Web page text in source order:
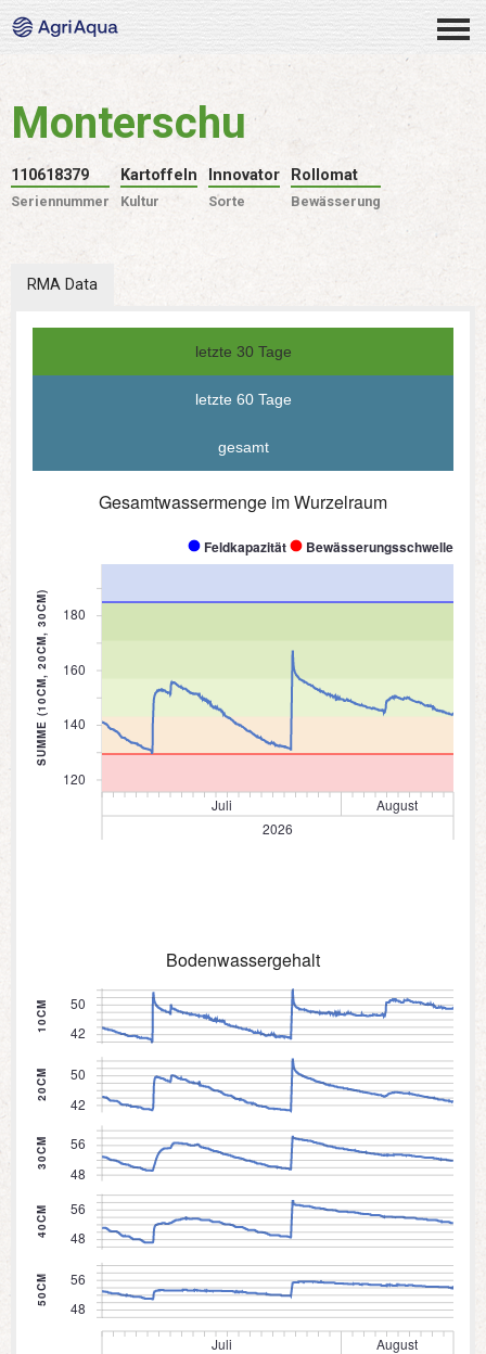
Monterschu
110618379
Seriennummer
Kartoffeln
Kultur
Innovator
Sorte
Rollomat
Bewässerung
RMA Data
letzte 30 Tage
letzte 60 Tage
gesamt